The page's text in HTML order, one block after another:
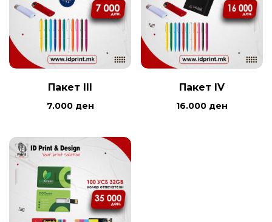
Пакет III
7.000 ден
Пакет IV
16.000 ден